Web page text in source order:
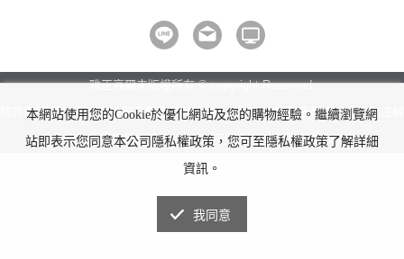
雅正高爾夫版權所有 © copyright Reserved.
防詐騙!我們不會要求並指示您至ATM操作。ATM只有匯款及轉帳功能，無法解
除分期付款或訂單錯誤問題。隨時可撥打165反詐騙諮詢專線。
本網站使用您的Cookie於優化網站及您的購物經驗。繼續瀏覽網
站即表示您同意本公司隱私權政策，您可至隱私權政策了解詳細
資訊。
我同意